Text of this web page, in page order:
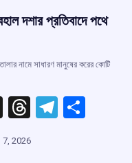
দশার প্রতিবাদে পথে
নামে সাধারণ মানুষের করের কোটি
X
T
e
T
7, 2026